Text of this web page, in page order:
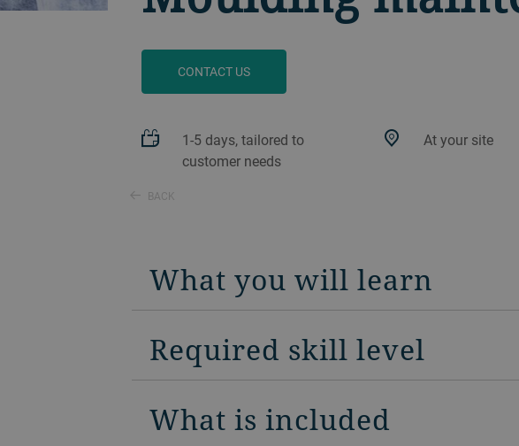
CONTACT US
1-5 days, tailored to
customer needs
At your site
BACK
What you will learn
Required skill level
What is included